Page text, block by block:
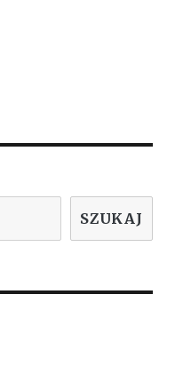
SZUKAJ